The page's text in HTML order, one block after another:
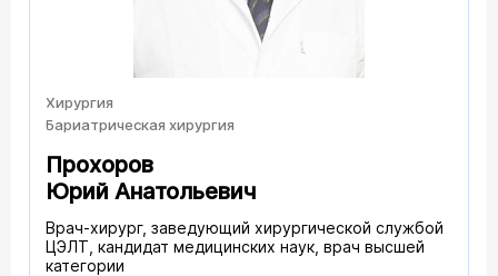
Хирургия
Бариатрическая хирургия
Прохоров
Юрий Анатольевич
Врач-хирург, заведующий хирургической службой
ЦЭЛТ, кандидат медицинских наук, врач высшей
категории